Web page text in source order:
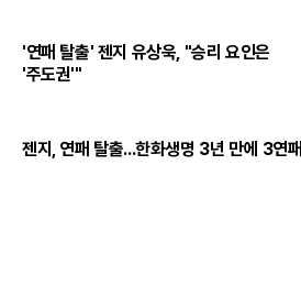
'연패 탈출' 젠지 유상욱, "승리 요인은
'주도권'"
젠지, 연패 탈출...한화생명 3년 만에 3연패